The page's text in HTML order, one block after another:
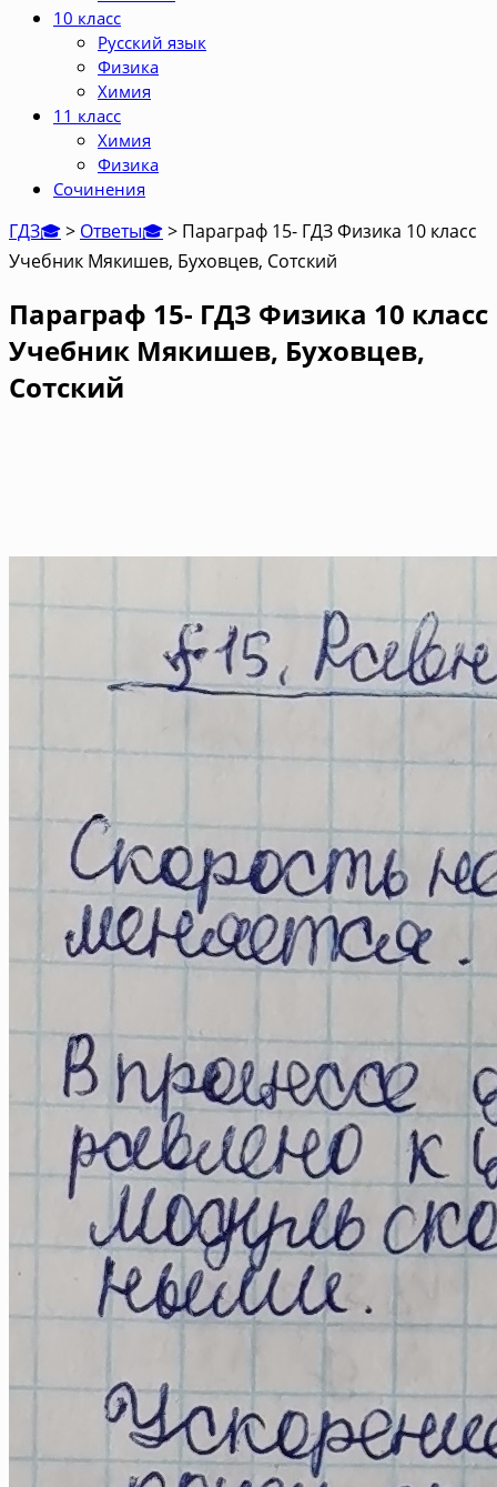
10 класс
Русский язык
Физика
Химия
11 класс
Химия
Физика
Сочинения
ГДЗ🎓> Ответы🎓> Параграф 15- ГДЗ Физика 10 класс
Учебник Мякишев, Буховцев, Сотский
Параграф 15- ГДЗ Физика 10 класс
Учебник Мякишев, Буховцев,
Сотский